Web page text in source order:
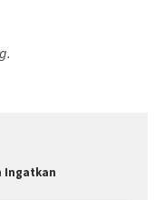
Ingatkan